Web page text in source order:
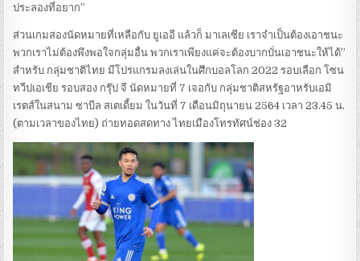
ประลองที่อยาก”
ส่วนเกมสองนัดหมายที่เหลือกับ ยูเออี แล้วก็ มาเลเซีย เราจำเป็นต้องเอาชนะ
พวกเราไม่ต้องพึงพอใจกลุ่มอื่น พวกเราเพียงแค่จะต้องบากบั่นเอาชนะให้ได้”
สำหรับ กลุ่มชาติไทย มีโปรแกรมลงเล่นในศึกบอลโลก 2022 รอบเลือก โซน
ทวีปเอเชีย รอบสอง กรุ๊ป จี นัดหมายที่ 7 เจอกับ กลุ่มชาติสหรัฐอาหรับเอมิ
เรตส์ในสนาม ซาบีล สเตเดี้ยม ในวันที่ 7 เดือนมิถุนายน 2564 เวลา 23.45 น.
(ตามเวลาของไทย) ถ่ายทอดสดทาง ไทยเมืองโทรทัศน์ช่อง 32